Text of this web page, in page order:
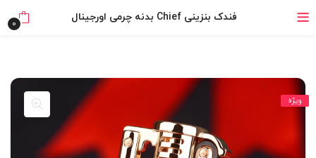
خرید قسطی با ترب‌پی
بدون ضامن، بدون سود
خرید قسطی با ترب‌پی
فندک بنزینی Chief بدنه چرمی اورجینال 0
ویژه